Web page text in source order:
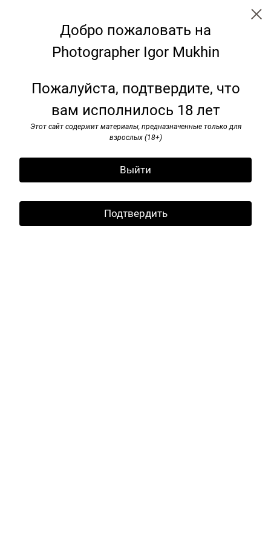
Добро пожаловать на
Photographer Igor Mukhin
Пожалуйста, подтвердите, что
вам исполнилось 18 лет
Этот сайт содержит материалы, предназначенные только для
взрослых (18+)
Выйти
Подтвердить
← Все записи
Работа с архивом. Пикник
"АФИШИ", август 2011 г.